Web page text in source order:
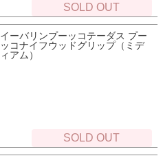
SOLD OUT
イーバリンプーッコテーダス プー
ッコナイフウッドグリップ（ミデ
ィアム）
SOLD OUT